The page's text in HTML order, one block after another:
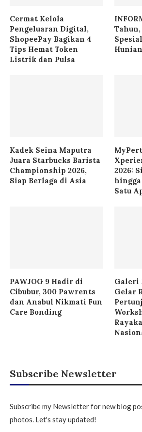
Cermat Kelola
Pengeluaran Digital,
ShopeePay Bagikan 4
Tips Hemat Token
Listrik dan Pulsa
Kadek Seina Maputra
Juara Starbucks Barista
Championship 2026,
Siap Berlaga di Asia
2026:
Satu
PAWJOG 9 Hadir di
Cibubur, 300 Pawrents
dan Anabul Nikmati Fun
Care Bonding
Galeri
Gelar
Subscribe Newsletter
Subscribe my Newsletter for new blog
photos. Let's stay updated!